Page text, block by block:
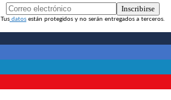
Inscribirse
Tus datos están protegidos y no serán entregados a terceros.